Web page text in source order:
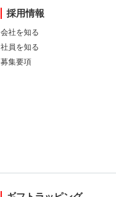
採用情報
会社を知る
社員を知る
募集要項